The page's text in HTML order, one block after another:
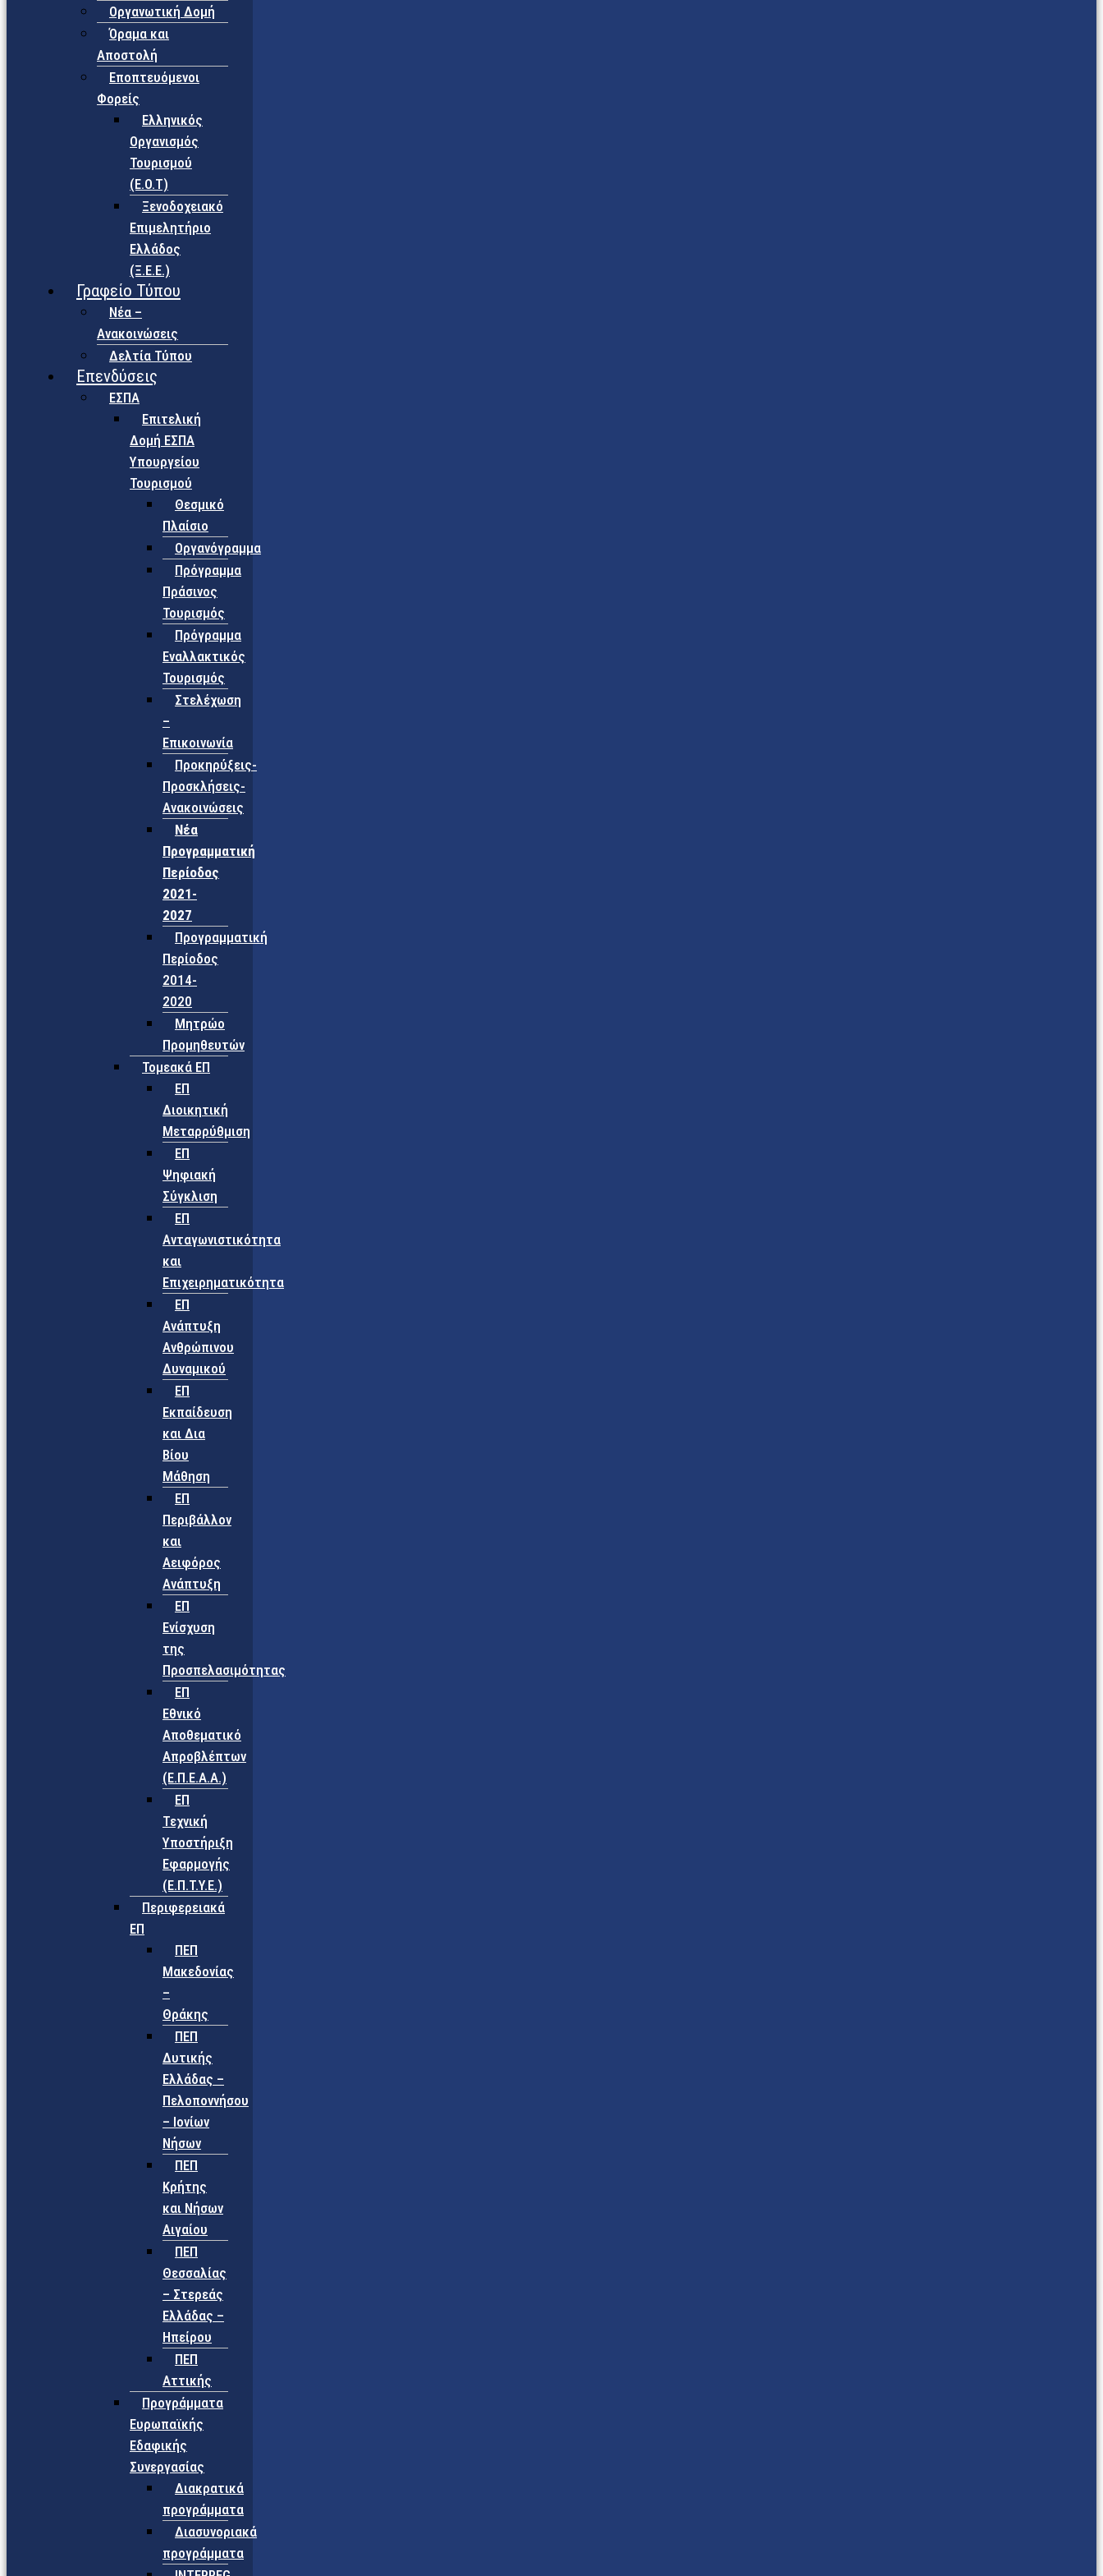
Οργανωτική Δομή
Όραμα και
Αποστολή
Εποπτευόμενοι
Φορείς
Eλληνικός
Οργανισμός
Τουρισμού
(Ε.Ο.Τ)
Ξενοδοχειακό
Επιμελητήριο
Ελλάδος
(Ξ.Ε.Ε.)
Γραφείο Τύπου
Νέα –
Ανακοινώσεις
Δελτία Τύπου
Επενδύσεις
ΕΣΠΑ
Επιτελική
Δομή ΕΣΠΑ
Υπουργείου
Τουρισμού
Θεσμικό
Πλαίσιο
Οργανόγραμμα
Πρόγραμμα
Πράσινος
Τουρισμός
Πρόγραμμα
Εναλλακτικός
Τουρισμός
Στελέχωση
–
Επικοινωνία
Προκηρύξεις-
Προσκλήσεις-
Ανακοινώσεις
Νέα
Προγραμματική
Περίοδος
2021-
2027
Προγραμματική
Περίοδος
2014-
2020
Μητρώο
Προμηθευτών
Τομεακά ΕΠ
ΕΠ
Διοικητική
Μεταρρύθμιση
ΕΠ
Ψηφιακή
Σύγκλιση
ΕΠ
Ανταγωνιστικότητα
και
Επιχειρηματικότητα
ΕΠ
Ανάπτυξη
Ανθρώπινου
Δυναμικού
ΕΠ
Εκπαίδευση
και Δια
Βίου
Μάθηση
ΕΠ
Περιβάλλον
και
Αειφόρος
Ανάπτυξη
ΕΠ
Ενίσχυση
της
Προσπελασιμότητας
ΕΠ
Εθνικό
Αποθεματικό
Απροβλέπτων
(Ε.Π.Ε.Α.Α.)
ΕΠ
Τεχνική
Υποστήριξη
Εφαρμογής
(Ε.Π.Τ.Υ.Ε.)
Περιφερειακά
ΕΠ
ΠΕΠ
Μακεδονίας
–
Θράκης
ΠΕΠ
Δυτικής
Ελλάδας –
Πελοποννήσου
– Ιονίων
Νήσων
ΠΕΠ
Κρήτης
και Νήσων
Αιγαίου
ΠΕΠ
Θεσσαλίας
– Στερεάς
Ελλάδας –
Ηπείρου
ΠΕΠ
Αττικής
Προγράμματα
Ευρωπαϊκής
Εδαφικής
Συνεργασίας
Διακρατικά
προγράμματα
Διασυνοριακά
προγράμματα